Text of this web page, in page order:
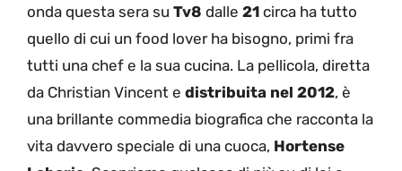
onda questa sera su Tv8 dalle 21 circa ha tutto
quello di cui un food lover ha bisogno, primi fra
tutti una chef e la sua cucina. La pellicola, diretta
da Christian Vincent e distribuita nel 2012, è
una brillante commedia biografica che racconta la
vita davvero speciale di una cuoca, Hortense